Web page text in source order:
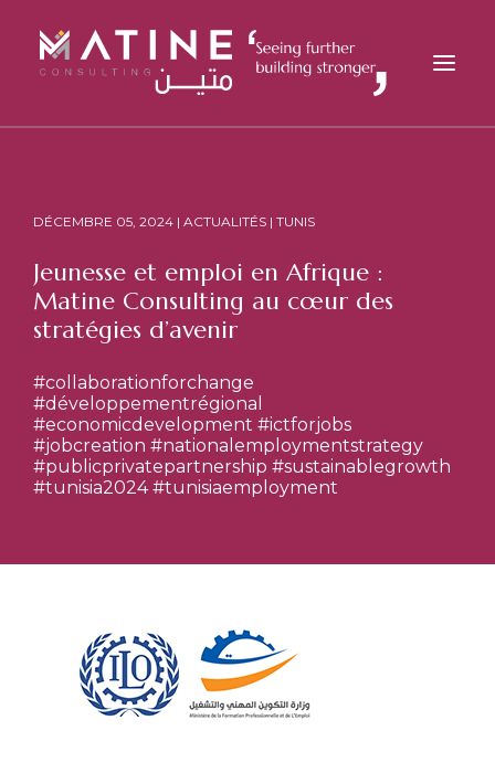
SERVICES
RÉFÉRENCES
ANALYSES
ACTUALITÉS
CONTACT
FR
DÉCEMBRE 05, 2024 | ACTUALITÉS | TUNIS
Jeunesse et emploi en Afrique :
Matine Consulting au cœur des
stratégies d’avenir
#collaborationforchange
#développementrégional
#economicdevelopment #ictforjobs
#jobcreation #nationalemploymentstrategy
#publicprivatepartnership #sustainablegrowth
#tunisia2024 #tunisiaemployment